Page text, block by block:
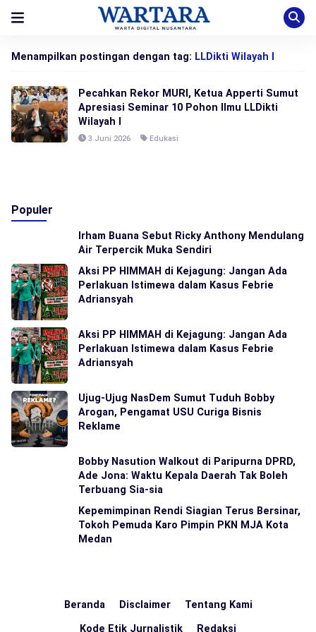
Menampilkan postingan dengan tag: LLDikti Wilayah I
Pecahkan Rekor MURI, Ketua Apperti Sumut
Apresiasi Seminar 10 Pohon Ilmu LLDikti
Wilayah I
3 Juni 2026 Edukasi
Populer
Irham Buana Sebut Ricky Anthony Mendulang
Air Terpercik Muka Sendiri
Aksi PP HIMMAH di Kejagung: Jangan Ada
Perlakuan Istimewa dalam Kasus Febrie
Adriansyah
Aksi PP HIMMAH di Kejagung: Jangan Ada
Perlakuan Istimewa dalam Kasus Febrie
Adriansyah
Ujug-Ujug NasDem Sumut Tuduh Bobby
Arogan, Pengamat USU Curiga Bisnis
Reklame
Bobby Nasution Walkout di Paripurna DPRD,
Ade Jona: Waktu Kepala Daerah Tak Boleh
Terbuang Sia-sia
Kepemimpinan Rendi Siagian Terus Bersinar,
Tokoh Pemuda Karo Pimpin PKN MJA Kota
Medan
Beranda Disclaimer Tentang Kami
Kode Etik Jurnalistik Redaksi